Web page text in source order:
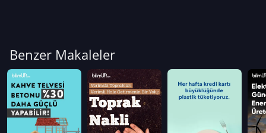
Benzer Makaleler